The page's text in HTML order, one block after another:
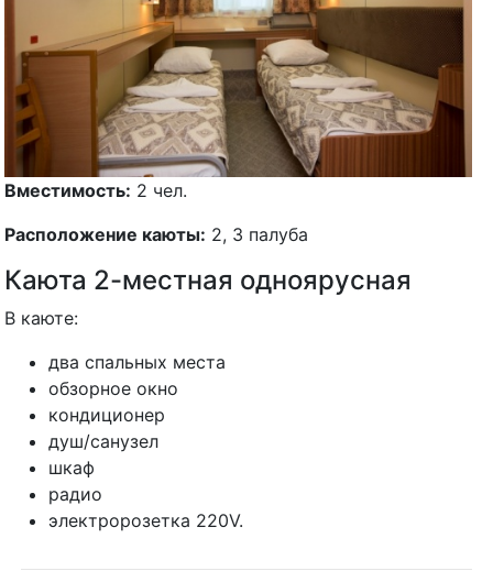
Вместимость:2 чел.
Расположение каюты:2, 3 палуба
Каюта 2-местная одноярусная
В каюте:
кондиционер
душ/санузел
шкаф
радио
электророзетка 220V.